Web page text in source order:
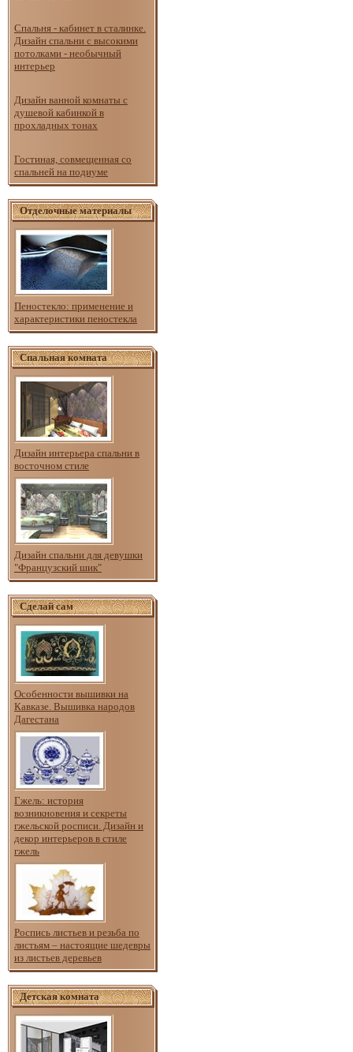
Спальня - кабинет в сталинке.
Дизайн спальни с высокими
потолками - необычный
интерьер
Дизайн ванной комнаты с
душевой кабинкой в
прохладных тонах
Гостиная, совмещенная со
спальней на подиуме
Отделочные материалы
Пеностекло: применение и
характеристики пеностекла
Спальная комната
Дизайн интерьера спальни в
восточном стиле
Дизайн спальни для девушки
"Французский шик"
Сделай сам
Особенности вышивки на
Кавказе. Вышивка народов
Дагестана
Гжель: история
возникновения и секреты
гжельской росписи. Дизайн и
декор интерьеров в стиле
гжель
Роспись листьев и резьба по
листьям – настоящие шедевры
из листьев деревьев
Детская комната